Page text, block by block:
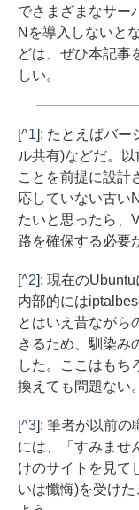
でさまざまなサー
Nを導入しないと
どは、ぜひ本記事
しい。
[^1]: たとえばバー
ル共有)などだ。
ことを前提に設計
応していない古い
たいと思ったら、
路を確保する必要
[^2]: 現在のUbuntu
内部的には
とはいえ昔ながら
きるため、馴染み
した。ここはもち
換えても問題ない。
[^3]: 筆者が以前の
には、「すみませ
けのサイトを見
いは懺悔)を受け